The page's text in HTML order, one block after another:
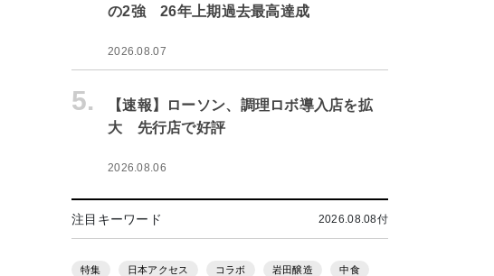
の2強 26年上期過去最高達成
2026.08.07
5.
【速報】ローソン、調理ロボ導入店を拡
大 先行店で好評
2026.08.06
注目キーワード 2026.08.08付
特集 日本アクセス コラボ 岩田醸造 中食